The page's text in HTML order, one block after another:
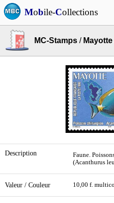
Mobile-Collections
MC-Stamps / Mayotte
Description
Faune.
(Acanthurus
Valeur / Couleur 10,00 f.